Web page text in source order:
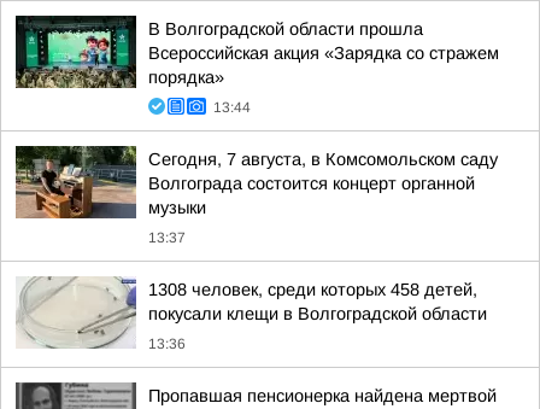
В Волгоградской области прошла
Всероссийская акция «Зарядка со стражем
порядка»
13:44
Сегодня, 7 августа, в Комсомольском саду
Волгограда состоится концерт органной
музыки
13:37
1308 человек, среди которых 458 детей,
покусали клещи в Волгоградской области
13:36
Пропавшая пенсионерка найдена мертвой